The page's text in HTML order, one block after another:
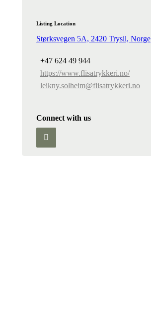
Listing Location
Størksvegen 5A, 2420 Trysil, Norge
+47 624 49 944
https://www.flisatrykkeri.no/
leikny.solheim@flisatrykkeri.no
Connect with us